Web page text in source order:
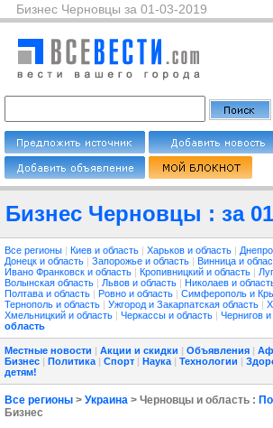
Бизнес Черновцы за 01-03-2019
Бизнес Черновцы : за
Все регионы | Киев и область | Харьков и область |
Донецк и область | Запорожье и область | Винница и
Ивано Франковск и область | Кропивницкий и область |
Волынская область | Львов и область | Николаев и
Полтава и область | Ровно и область | Симферополь и
Тернополь и область | Ужгород и Закарпатская область |
Хмельницкий и область | Черкассы и область | Чернигов и
область
Местные новости | Акции и скидки | Объявления |
Бизнес | Политика | Спорт | Наука | Технологии |
детям!
Все регионы > Украина > Черновцы и область :
Бизнес